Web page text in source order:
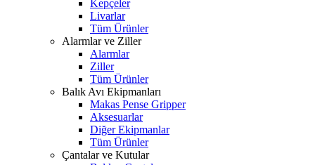
Kepçeler
Livarlar
Tüm Ürünler
Alarmlar ve Ziller
Alarmlar
Ziller
Tüm Ürünler
Balık Avı Ekipmanları
Makas Pense Gripper
Aksesuarlar
Diğer Ekipmanlar
Tüm Ürünler
Çantalar ve Kutular